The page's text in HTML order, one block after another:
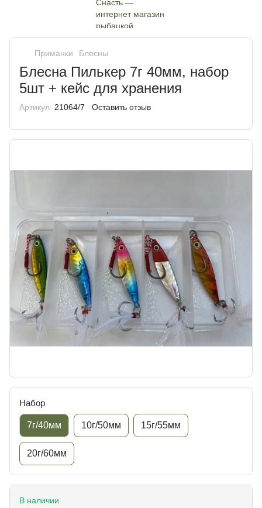
Приманки Блесны
Блесна Пилькер 7г 40мм, набор
5шт + кейс для хранения
Артикул: 21064/7 Оставить отзыв
Набор
7г/40мм 10г/50мм 15г/55мм
20г/60мм
В наличии